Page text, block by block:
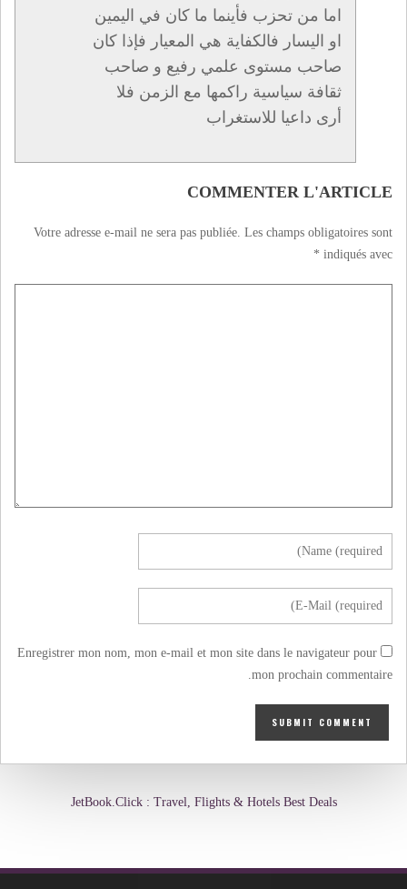
اما من تحزب فأينما ما كان في اليمين
او اليسار فالكفاية هي المعيار فإذا كان
صاحب مستوى علمي رفيع و صاحب
ثقافة سياسية راكمها مع الزمن فلا
أرى داعيا للاستغراب
COMMENTER L'ARTICLE
Votre adresse e-mail ne sera pas publiée. Les champs obligatoires sont
indiqués avec
*
Enregistrer mon nom, mon e-mail et mon site dans le navigateur pour
mon prochain commentaire.
JetBook.Click : Travel, Flights & Hotels Best Deals